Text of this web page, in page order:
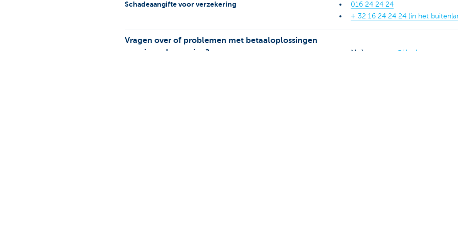
Schadeaangifte voor verzekering
016 24 24 24
+ 32 16 24 24 24 (in het
Vragen over of problemen met betaaloplossingen
voor je onderneming?
Mail naar epay@kbc.be